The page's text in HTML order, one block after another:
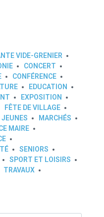
VIDE-GRENIER
CONCERT
CONFÉRENCE
EDUCATION
EXPOSITION
FÊTE DE VILLAGE
JEUNES
MARCHÉS
MAIRE
SENIORS
SPORT ET LOISIRS
TRAVAUX